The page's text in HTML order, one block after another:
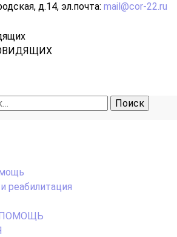
д.14, эл.почта: mail@cor-22.ru
реабилитация
ПОМОЩЬ